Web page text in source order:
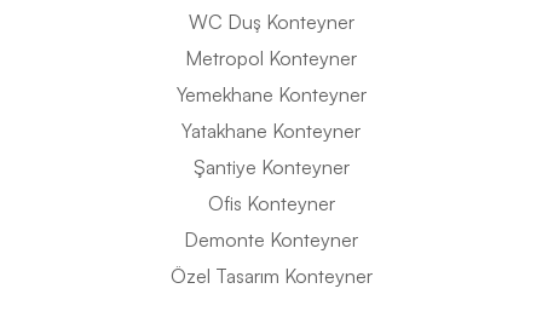
WC Duş Konteyner
Metropol Konteyner
Yemekhane Konteyner
Yatakhane Konteyner
Şantiye Konteyner
Ofis Konteyner
Demonte Konteyner
Özel Tasarım Konteyner